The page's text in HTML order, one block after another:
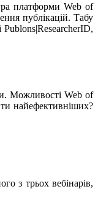
платформи Web of
публікацій. Табу
Можливості Web of
найефективніших?
з трьох вебінарів,